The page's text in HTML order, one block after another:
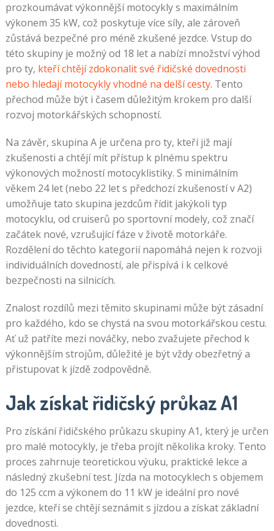
prozkoumávat výkonnější motocykly s maximálním
výkonem 35 kW, což poskytuje více síly, ale zároveň
zůstává bezpečné pro méně zkušené jezdce. Vstup do
této skupiny je možný od 18 let a nabízí množství výhod
pro ty, kteří chtějí zdokonalit své řidičské dovednosti
nebo hledají motocykly vhodné na delší cesty. Tento
přechod může být i časem důležitým krokem pro další
rozvoj motorkářských schopností.
Na závěr, skupina A je určena pro ty, kteří již mají
zkušenosti a chtějí mít přístup k plnému spektru
výkonových možností motocyklistiky. S minimálním
věkem 24 let (nebo 22 let s předchozí zkušeností v A2)
umožňuje tato skupina jezdcům řídit jakýkoli typ
motocyklu, od cruiserů po sportovní modely, což značí
začátek nové, vzrušující fáze v životě motorkáře.
Rozdělení do těchto kategorií napomáhá nejen k rozvoji
individuálních dovedností, ale přispívá i k celkové
bezpečnosti na silnicích.
Znalost rozdílů mezi těmito skupinami může být zásadní
pro každého, kdo se chystá na svou motorkářskou cestu.
Ať už patříte mezi nováčky, nebo zvažujete přechod k
výkonnějším strojům, důležité je být vždy obezřetný a
přistupovat k jízdě zodpovědně.
Jak získat řidičský průkaz A1
Pro získání řidičského průkazu skupiny A1, který je určen
pro malé motocykly, je třeba projít několika kroky. Tento
proces zahrnuje teoretickou výuku, praktické lekce a
následný zkušební test. Jízda na motocyklech s objemem
do 125 ccm a výkonem do 11 kW je ideální pro nové
jezdce, kteří se chtějí seznámit s jízdou a získat základní
dovednosti.